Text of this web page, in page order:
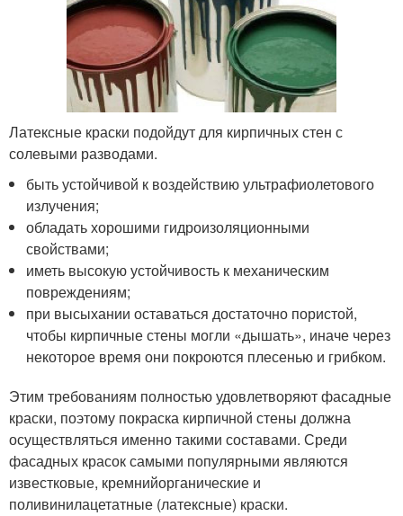
Латексные краски подойдут для кирпичных стен с
солевыми разводами.
быть устойчивой к воздействию ультрафиолетового
излучения;
обладать хорошими гидроизоляционными
свойствами;
иметь высокую устойчивость к механическим
повреждениям;
при высыхании оставаться достаточно пористой,
чтобы кирпичные стены могли «дышать», иначе через
некоторое время они покроются плесенью и грибком.
Этим требованиям полностью удовлетворяют фасадные
краски, поэтому покраска кирпичной стены должна
осуществляться именно такими составами. Среди
фасадных красок самыми популярными являются
известковые, кремнийорганические и
поливинилацетатные (латексные) краски.